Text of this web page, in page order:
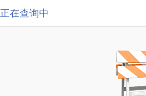
正在查询中